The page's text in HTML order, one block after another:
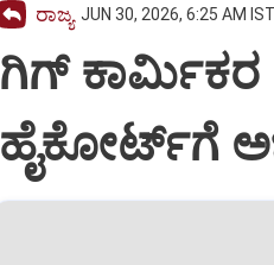
ರಾಜ್ಯ JUN 30, 2026, 6:25 AM IST
ಗಿಗ್‌ ಕಾರ್ಮಿಕರ
ಹೈಕೋರ್ಟ್‌ಗೆ